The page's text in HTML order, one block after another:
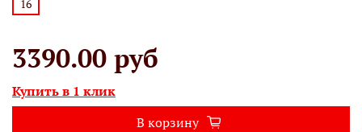
16
3390.00 руб
Купить в 1 клик
В корзину